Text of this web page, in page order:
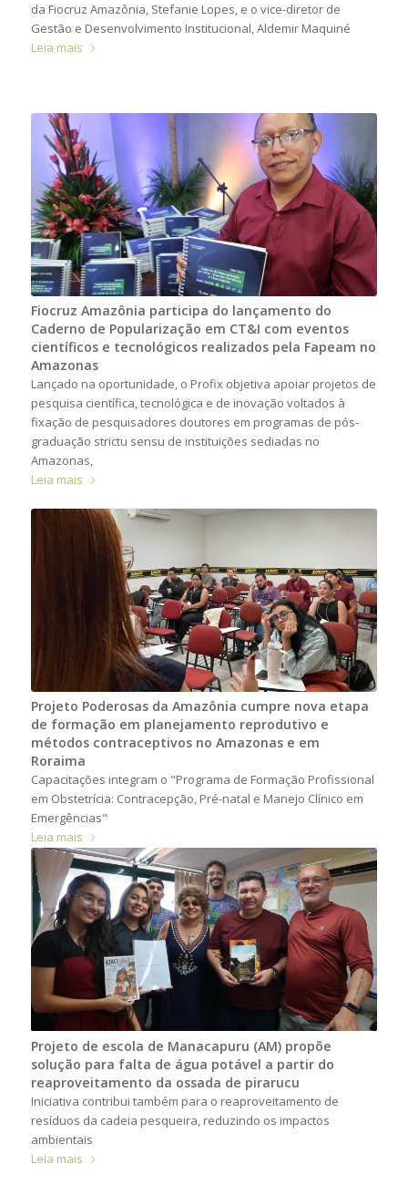
da Fiocruz Amazônia, Stefanie Lopes, e o vice-diretor de
Gestão e Desenvolvimento Institucional, Aldemir Maquiné
Leia mais
Fiocruz Amazônia participa do lançamento do
Caderno de Popularização em CT&I com eventos
científicos e tecnológicos realizados pela Fapeam no
Amazonas
Lançado na oportunidade, o Profix objetiva apoiar projetos de
pesquisa científica, tecnológica e de inovação voltados à
fixação de pesquisadores doutores em programas de pós-
graduação strictu sensu de instituições sediadas no
Amazonas,
Leia mais
Projeto Poderosas da Amazônia cumpre nova etapa
de formação em planejamento reprodutivo e
métodos contraceptivos no Amazonas e em
Roraima
Capacitações integram o "Programa de Formação Profissional
em Obstetrícia: Contracepção, Pré-natal e Manejo Clínico em
Emergências"
Leia mais
Projeto de escola de Manacapuru (AM) propõe
solução para falta de água potável a partir do
reaproveitamento da ossada de pirarucu
Iniciativa contribui também para o reaproveitamento de
resíduos da cadeia pesqueira, reduzindo os impactos
ambientais
Leia mais